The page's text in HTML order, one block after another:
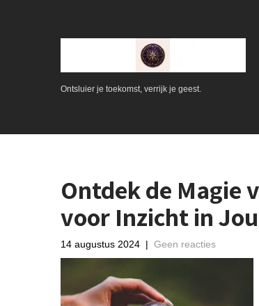
Ontsluier je toekomst, verrijk je geest.
Ontdek de Magie
voor Inzicht in
14 augustus 2024 | Geen reacties